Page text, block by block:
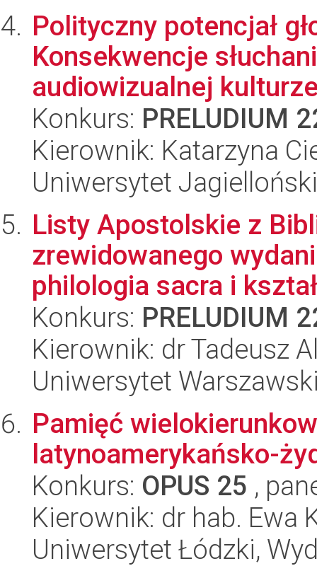
Polityczny potencjał
Konsekwencje
audiowizualnej
Konkurs: PRELUDIUM
Kierownik: Katarzyna
Uniwersytet
Listy Apostolskie z
zrewidowanego
philologia sacra i
Konkurs: PRELUDIUM
Kierownik: dr Tadeusz
Uniwersytet
Pamięć
latynoamerykańsko-
Konkurs: OPUS 25 ,
Kierownik: dr hab. Ewa
Uniwersytet Łódzki,